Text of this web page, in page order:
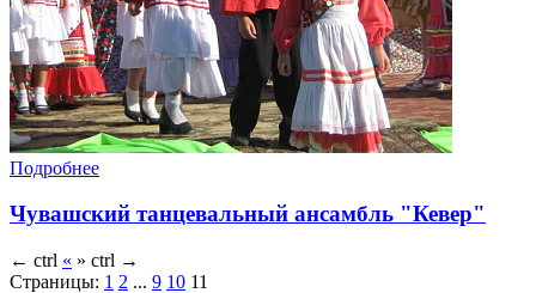
Подробнее
Чувашский танцевальный ансамбль "Кевер"
← ctrl « » ctrl →
Страницы: 1 2 ... 9 10 11